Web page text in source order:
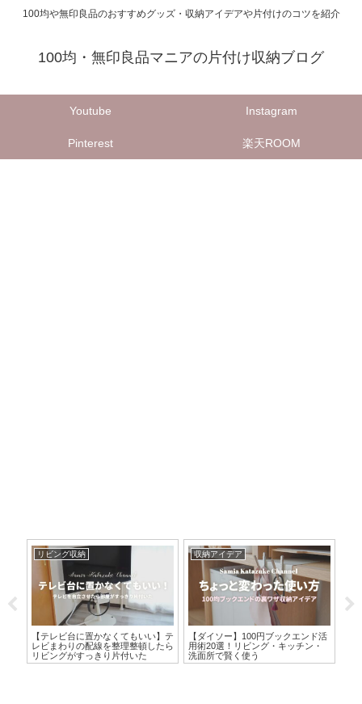
100均や無印良品のおすすめグッズ・収納アイデアや片付けのコツを紹介
100均・無印良品マニアの片付け収納ブログ
Youtube Instagram
Pinterest 楽天ROOM
リビング収納
【テレビ台に置かなくてもいい】テ
レビまわりの配線を整理整頓したら
リビングがすっきり片付いた
収納アイデア
【ダイソー】100円ブックエンド活
用術20選！リビング・キッチン・
洗面所で賢く使う